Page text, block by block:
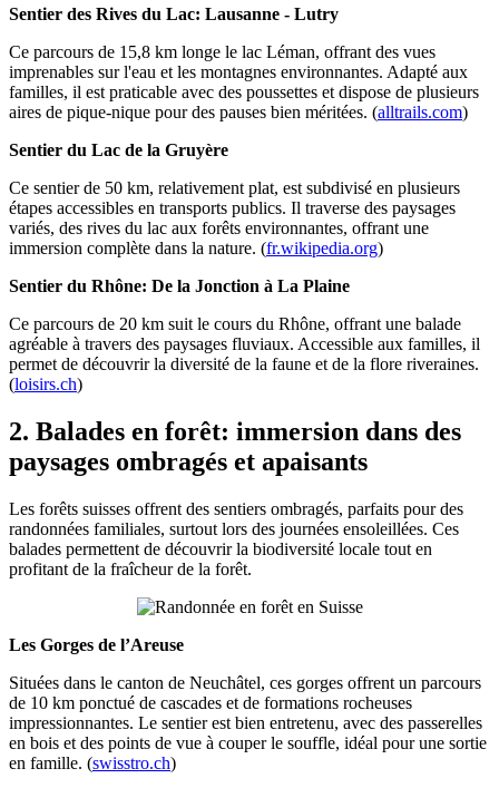
Sentier des Rives du Lac: Lausanne - Lutry
Ce parcours de 15,8 km longe le lac Léman, offrant des vues
imprenables sur l'eau et les montagnes environnantes. Adapté aux
familles, il est praticable avec des poussettes et dispose de plusieurs
aires de pique-nique pour des pauses bien méritées. (alltrails.com)
Sentier du Lac de la Gruyère
Ce sentier de 50 km, relativement plat, est subdivisé en plusieurs
étapes accessibles en transports publics. Il traverse des paysages
variés, des rives du lac aux forêts environnantes, offrant une
immersion complète dans la nature. (fr.wikipedia.org)
Sentier du Rhône: De la Jonction à La Plaine
Ce parcours de 20 km suit le cours du Rhône, offrant une balade
agréable à travers des paysages fluviaux. Accessible aux familles, il
permet de découvrir la diversité de la faune et de la flore riveraines.
(loisirs.ch)
2. Balades en forêt: immersion dans des
paysages ombragés et apaisants
Les forêts suisses offrent des sentiers ombragés, parfaits pour des
randonnées familiales, surtout lors des journées ensoleillées. Ces
balades permettent de découvrir la biodiversité locale tout en
profitant de la fraîcheur de la forêt.
Les Gorges de l’Areuse
Situées dans le canton de Neuchâtel, ces gorges offrent un parcours
de 10 km ponctué de cascades et de formations rocheuses
impressionnantes. Le sentier est bien entretenu, avec des passerelles
en bois et des points de vue à couper le souffle, idéal pour une sortie
en famille. (swisstro.ch)